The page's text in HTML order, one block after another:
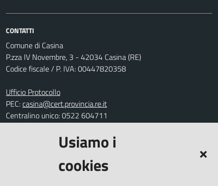
Usiamo i
cookies
CONTATTI
Comune di Casina
P.zza IV Novembre, 3 - 42034 Casina (RE)
Codice fiscale / P. IVA: 00447820358
Ufficio Protocollo
PEC:casina@cert.provincia.re.it
Centralino unico: 0522 604711
Segnalazione disservizio